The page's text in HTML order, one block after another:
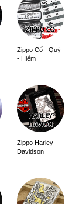
Zippo Cổ - Quý
- Hiếm
Zippo Harley
Davidson